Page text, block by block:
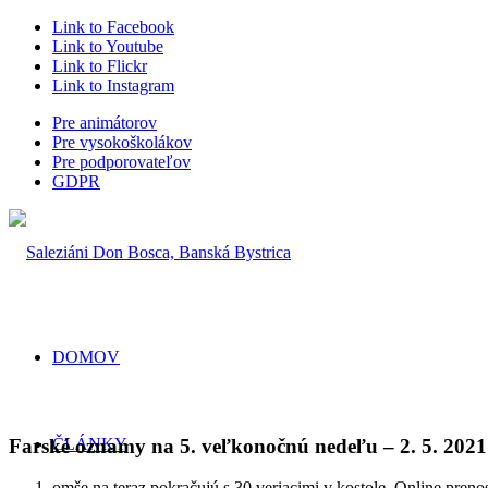
Link to Facebook
Link to Youtube
Link to Flickr
Link to Instagram
Pre animátorov
Pre vysokoškolákov
Pre podporovateľov
GDPR
DOMOV
ČLÁNKY
Farské oznamy na 5. veľkonočnú nedeľu – 2. 5. 2021